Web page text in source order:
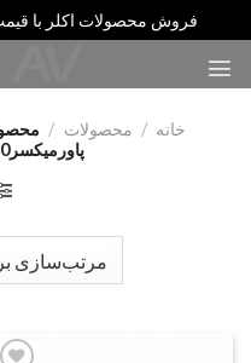
فروش محصولات اکلر با
خانه / محصولات /
پاورمیکسرECLER HMA180”